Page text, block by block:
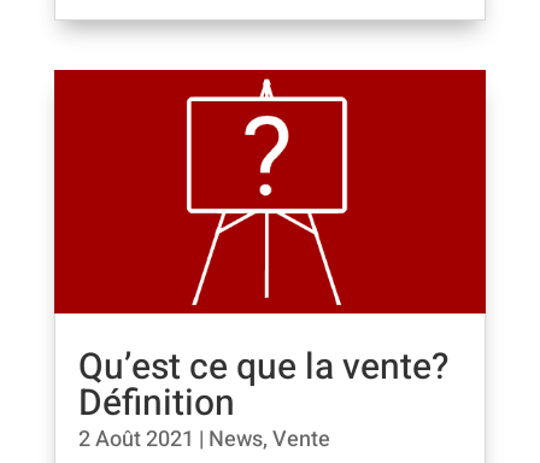
Qu’est ce que la vente?
Définition
2 Août 2021 | News,Vente